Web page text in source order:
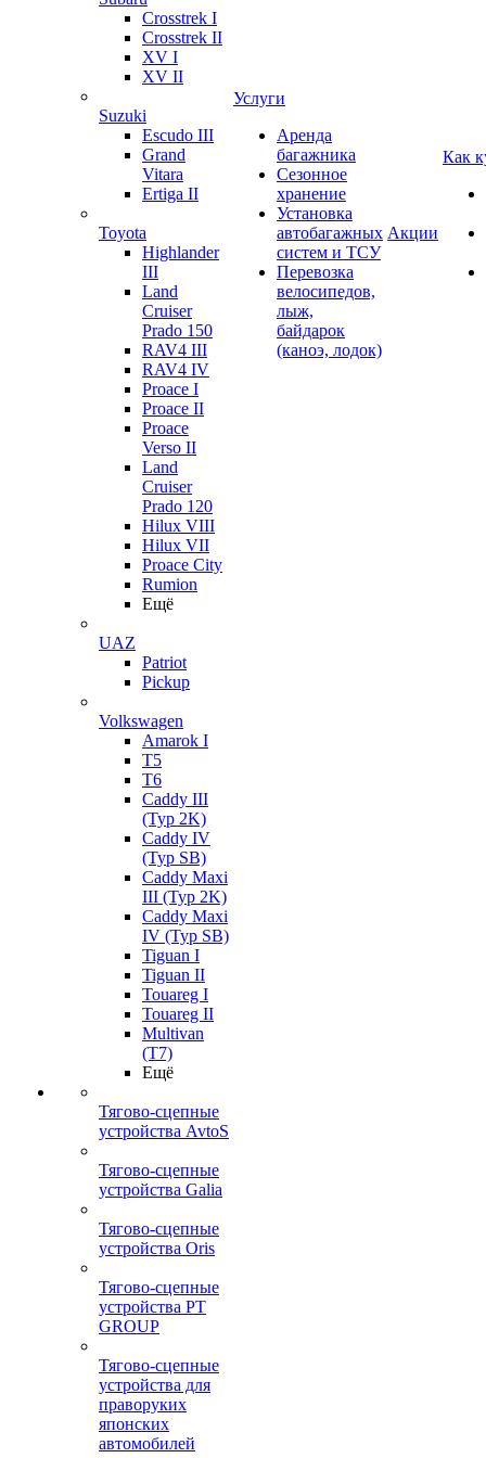
Crosstrek I
Crosstrek II
XV I
XV II
Suzuki
Escudo III
Grand
Vitara
Ertiga II
Toyota
Highlander
III
Land
Cruiser
Prado 150
RAV4 III
RAV4 IV
Proace I
Proace II
Proace
Verso II
Land
Cruiser
Prado 120
Hilux VIII
Hilux VII
Proace City
Rumion
Ещё
UAZ
Patriot
Pickup
Volkswagen
Amarok I
T5
T6
Caddy III
(Typ 2K)
Caddy IV
(Typ SB)
Caddy Maxi
III (Typ 2K)
Caddy Maxi
IV (Typ SB)
Tiguan I
Tiguan II
Touareg I
Touareg II
Multivan
(T7)
Ещё
Тягово-сцепные
устройства AvtoS
Тягово-сцепные
устройства Galia
Тягово-сцепные
устройства Oris
Тягово-сцепные
устройства PT
GROUP
Тягово-сцепные
устройства для
праворуких
японских
автомобилей
Услуги
Аренда
багажника
Сезонное
хранение
Установка
автобагажных
систем и ТСУ
Перевозка
велосипедов,
лыж,
байдарок
(каноэ, лодок)
Акции
Как